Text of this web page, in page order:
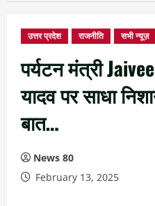
उत्तर प्रदेश राजनीति सभी न्यूज़
पर्यटन मंत्री
यादव पर साधा
बात…
News 80
February 13, 2025